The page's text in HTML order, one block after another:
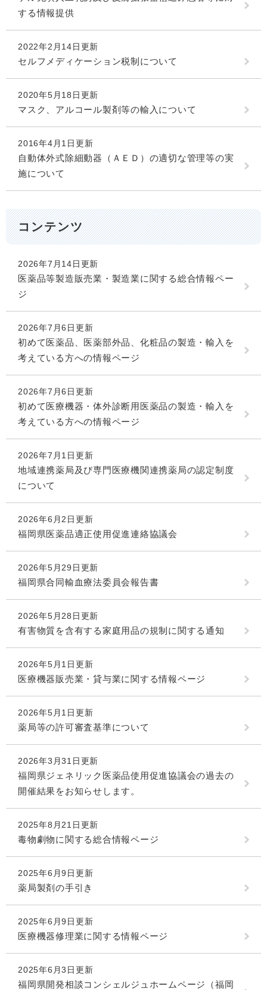
する情報提供
2022年2月14日更新
セルフメディケーション税制について
2020年5月18日更新
マスク、アルコール製剤等の輸入について
2016年4月1日更新
自動体外式除細動器（ＡＥＤ）の適切な管理等の実
施について
コンテンツ
2026年7月14日更新
医薬品等製造販売業・製造業に関する総合情報ペー
ジ
2026年7月6日更新
初めて医薬品、医薬部外品、化粧品の製造・輸入を
考えている方への情報ページ
2026年7月6日更新
初めて医療機器・体外診断用医薬品の製造・輸入を
考えている方への情報ページ
2026年7月1日更新
地域連携薬局及び専門医療機関連携薬局の認定制度
について
2026年6月2日更新
福岡県医薬品適正使用促進連絡協議会
2026年5月29日更新
福岡県合同輸血療法委員会報告書
2026年5月28日更新
有害物質を含有する家庭用品の規制に関する通知
2026年5月1日更新
医療機器販売業・貸与業に関する情報ページ
2026年5月1日更新
薬局等の許可審査基準について
2026年3月31日更新
福岡県ジェネリック医薬品使用促進協議会の過去の
開催結果をお知らせします。
2025年8月21日更新
毒物劇物に関する総合情報ページ
2025年6月9日更新
薬局製剤の手引き
2025年6月9日更新
医療機器修理業に関する情報ページ
2025年6月3日更新
福岡県開発相談コンシェルジュホームページ（福岡